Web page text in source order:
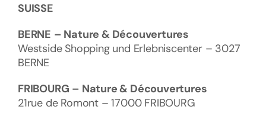
SUISSE
BERNE – Nature & Découvertures
Westside Shopping und Erlebniscenter – 3027
BERNE
FRIBOURG – Nature & Découvertures
21rue de Romont – 17000 FRIBOURG